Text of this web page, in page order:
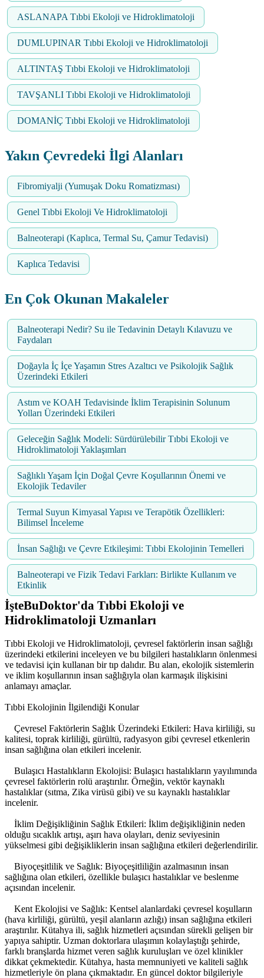
ASLANAPA Tıbbi Ekoloji ve Hidroklimatoloji
DUMLUPINAR Tıbbi Ekoloji ve Hidroklimatoloji
ALTINTAŞ Tıbbi Ekoloji ve Hidroklimatoloji
TAVŞANLI Tıbbi Ekoloji ve Hidroklimatoloji
DOMANİÇ Tıbbi Ekoloji ve Hidroklimatoloji
Yakın Çevredeki İlgi Alanları
Fibromiyalji (Yumuşak Doku Romatizması)
Genel Tıbbi Ekoloji Ve Hidroklimatoloji
Balneoterapi (Kaplıca, Termal Su, Çamur Tedavisi)
Kaplıca Tedavisi
En Çok Okunan Makaleler
Balneoterapi Nedir? Su ile Tedavinin Detaylı Kılavuzu ve
Faydaları
Doğayla İç İçe Yaşamın Stres Azaltıcı ve Psikolojik Sağlık
Üzerindeki Etkileri
Astım ve KOAH Tedavisinde İklim Terapisinin Solunum
Yolları Üzerindeki Etkileri
Geleceğin Sağlık Modeli: Sürdürülebilir Tıbbi Ekoloji ve
Hidroklimatoloji Yaklaşımları
Sağlıklı Yaşam İçin Doğal Çevre Koşullarının Önemi ve
Ekolojik Tedaviler
Termal Suyun Kimyasal Yapısı ve Terapötik Özellikleri:
Bilimsel İnceleme
İnsan Sağlığı ve Çevre Etkileşimi: Tıbbi Ekolojinin Temelleri
Balneoterapi ve Fizik Tedavi Farkları: Birlikte Kullanım ve
Etkinlik
İşteBuDoktor'da Tıbbi Ekoloji ve
Hidroklimatoloji Uzmanları
Tıbbi Ekoloji ve Hidroklimatoloji, çevresel faktörlerin insan sağlığı
üzerindeki etkilerini inceleyen ve bu bilgileri hastalıkların önlenmesi
ve tedavisi için kullanan bir tıp dalıdır. Bu alan, ekolojik sistemlerin
ve iklim koşullarının insan sağlığıyla olan karmaşık ilişkisini
anlamayı amaçlar.
Tıbbi Ekolojinin İlgilendiği Konular
Çevresel Faktörlerin Sağlık Üzerindeki Etkileri: Hava kirliliği, su
kalitesi, toprak kirliliği, gürültü, radyasyon gibi çevresel etkenlerin
insan sağlığına olan etkileri incelenir.
Bulaşıcı Hastalıkların Ekolojisi: Bulaşıcı hastalıkların yayılımında
çevresel faktörlerin rolü araştırılır. Örneğin, vektör kaynaklı
hastalıklar (sıtma, Zika virüsü gibi) ve su kaynaklı hastalıklar
incelenir.
İklim Değişikliğinin Sağlık Etkileri: İklim değişikliğinin neden
olduğu sıcaklık artışı, aşırı hava olayları, deniz seviyesinin
yükselmesi gibi değişikliklerin insan sağlığına etkileri değerlendirilir.
Biyoçeşitlilik ve Sağlık: Biyoçeşitliliğin azalmasının insan
sağlığına olan etkileri, özellikle bulaşıcı hastalıklar ve beslenme
açısından incelenir.
Kent Ekolojisi ve Sağlık: Kentsel alanlardaki çevresel koşulların
(hava kirliliği, gürültü, yeşil alanların azlığı) insan sağlığına etkileri
araştırılır. Kütahya ili, sağlık hizmetleri açısından sürekli gelişen bir
yapıya sahiptir. Uzman doktorlara ulaşımın kolaylaştığı şehirde,
farklı branşlarda hizmet veren sağlık kuruluşları ve özel klinikler
dikkat çekmektedir. Kütahya, hasta memnuniyeti ve kaliteli sağlık
hizmetleriyle ön plana çıkmaktadır. En güncel doktor bilgileriyle